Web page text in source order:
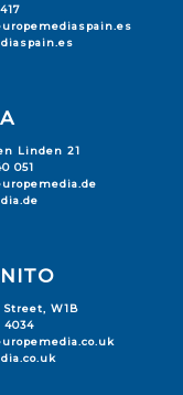
Linden 21
051
Street, W1B
4034